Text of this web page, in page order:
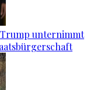
unternimmt